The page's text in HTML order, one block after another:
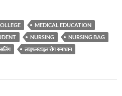
MEDICAL EDUCATION
NURSING
NURSING BAG
लाइफस्टाइल रोग समाधान